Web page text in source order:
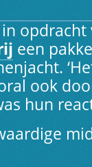
in
een
ook
hun